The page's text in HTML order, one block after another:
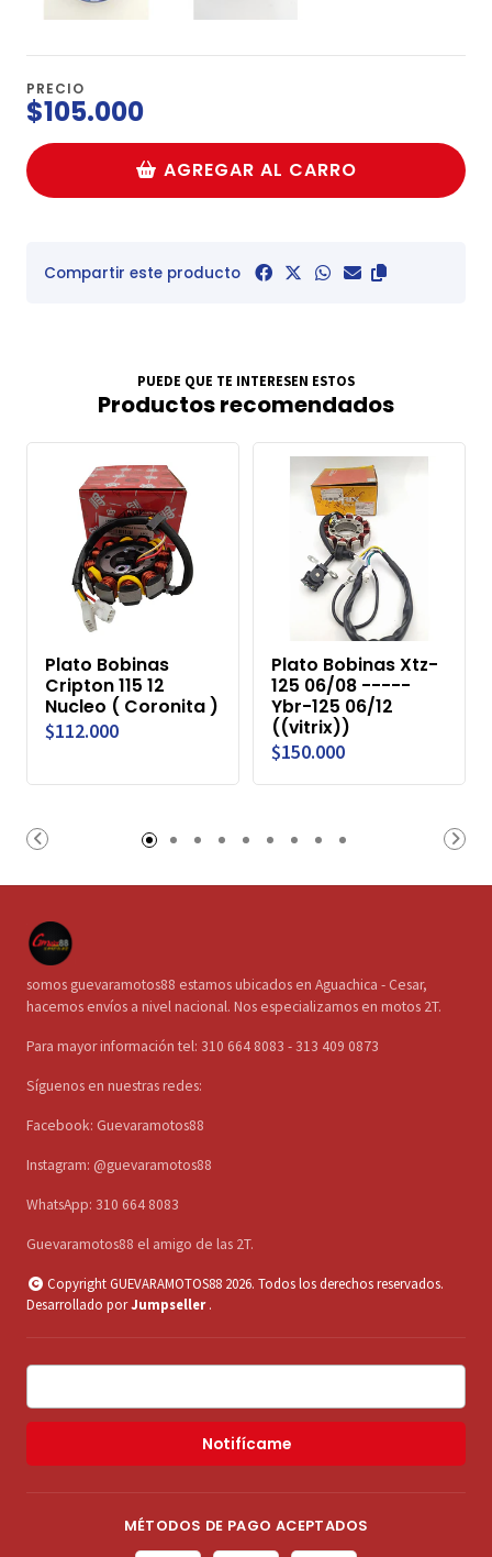
PRECIO
$105.000
AGREGAR AL CARRO
Compartir este producto
PUEDE QUE TE INTERESEN ESTOS
Productos recomendados
Plato Bobinas
Cripton 115 12
Nucleo ( Coronita )
$112.000
Plato Bobinas Xtz-
125 06/08 -----
Ybr-125 06/12
((vitrix))
$150.000
somos guevaramotos88 estamos ubicados en Aguachica - Cesar,
hacemos envíos a nivel nacional. Nos especializamos en motos 2T.
Para mayor información tel: 310 664 8083 - 313 409 0873
Síguenos en nuestras redes:
Facebook: Guevaramotos88
Instagram: @guevaramotos88
WhatsApp: 310 664 8083
Guevaramotos88 el amigo de las 2T.
Copyright GUEVARAMOTOS88 2026. Todos los derechos reservados.
Desarrollado porJumpseller .
Notifícame
MÉTODOS DE PAGO ACEPTADOS